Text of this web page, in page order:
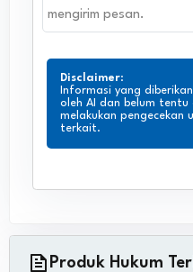
Disclaimer:
Informasi yang
oleh AI dan belum tentu
melakukan pengecekan
terkait.
Produk Hukum